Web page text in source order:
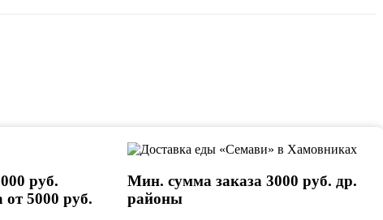
руб.
от 5000 руб.
Мин. сумма заказа 3000 руб. др.
районы